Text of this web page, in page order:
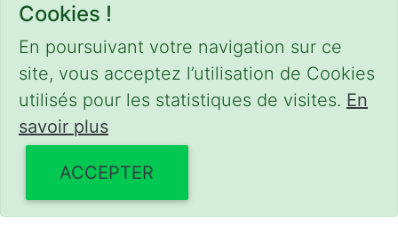
Cookies !
En poursuivant votre navigation sur ce
site, vous acceptez l’utilisation de Cookies
utilisés pour les statistiques de visites. En
savoir plus
ACCEPTER
Contact
Phone :0475 47 20 19
Email :mobilii@tcontact.me
Décalaminage & Régénération FAP à
domicile
Interventions urgentes sur la Belgique dans
les régions suivantes :